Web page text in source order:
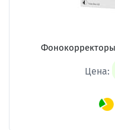
Фонокорректоры
Цена: